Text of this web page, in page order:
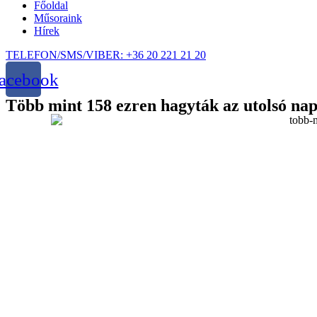
Főoldal
Műsoraink
Hírek
TELEFON/SMS/VIBER: +36 20 221 21 20
Több mint 158 ezren hagyták az utolsó